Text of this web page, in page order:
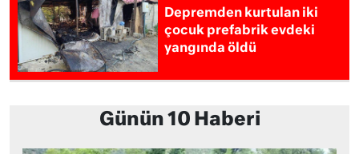
Depremden kurtulan iki
çocuk prefabrik evdeki
yangında öldü
Günün 10 Haberi